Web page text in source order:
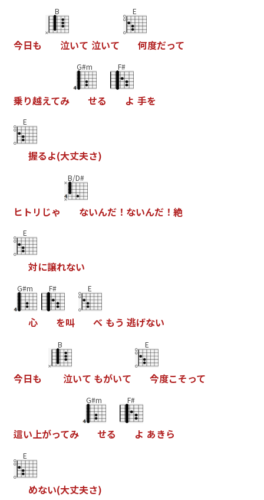
今日も
B
泣いて 泣いて
E
何度だって
乗り越えてみ
G#m
せる
F#
よ 手を
E
握るよ(大丈夫さ)
ヒ ト リ じゃ
B/D#
ないんだ！ ないんだ！ 絶
E
対に譲れない
G#m
心
F#
を叫
E
べ もう 逃げない
今日も
B
泣いて もがいて
E
今度こそって
這い上がってみ
G#m
せる
F#
よ あきら
E
めない(大丈夫さ)